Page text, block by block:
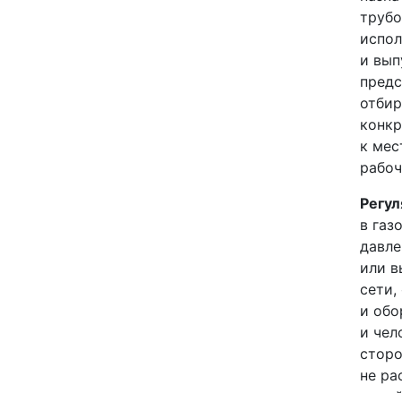
и
к
в
или
сети,
и
и
не